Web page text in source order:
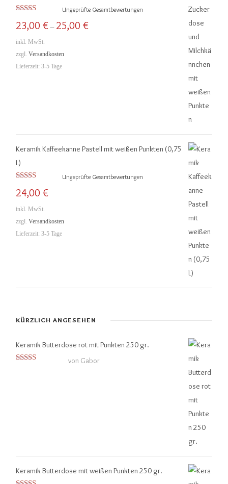
5.00von 5
Ungeprüfte Gesamtbewertungen
23,00 € – 25,00 €
inkl. MwSt.
zzgl. Versandkosten
Lieferzeit: 3-5 Tage
Keramik Kaffeekanne Pastell mit weißen Punkten (0,75
L)
5.00von 5
Ungeprüfte Gesamtbewertungen
24,00 €
inkl. MwSt.
zzgl. Versandkosten
Lieferzeit: 3-5 Tage
KÜRZLICH ANGESEHEN
Keramik Butterdose rot mit Punkten 250 gr.
von Gabor
Keramik Butterdose mit weißen Punkten 250 gr.